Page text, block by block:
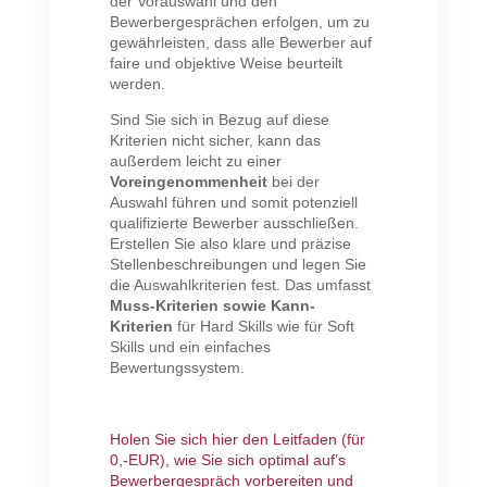
Bewerbergesprächen erfolgen, um zu
gewährleisten, dass alle Bewerber auf
faire und objektive Weise beurteilt
werden.
Sind Sie sich in Bezug auf diese
Kriterien nicht sicher, kann das
außerdem leicht zu einer
Voreingenommenheitbei der
Auswahl führen und somit potenziell
qualifizierte Bewerber ausschließen.
Erstellen Sie also klare und präzise
Stellenbeschreibungen und legen Sie
die Auswahlkriterien fest. Das umfasst
Muss-Kriterien sowie Kann-
Kriterien für Hard Skills wie für Soft
Skills und ein einfaches
Bewertungssystem.
Holen Sie sich hier den Leitfaden (für
0,-EUR), wie Sie sich optimal auf’s
Bewerbergespräch vorbereiten und